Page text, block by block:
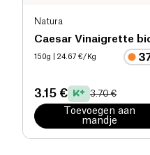
Natura
Caesar Vinaigrette
150g | 24.67 €/Kg
3.15 € 3.70 €
Toevoegen aan
mandje